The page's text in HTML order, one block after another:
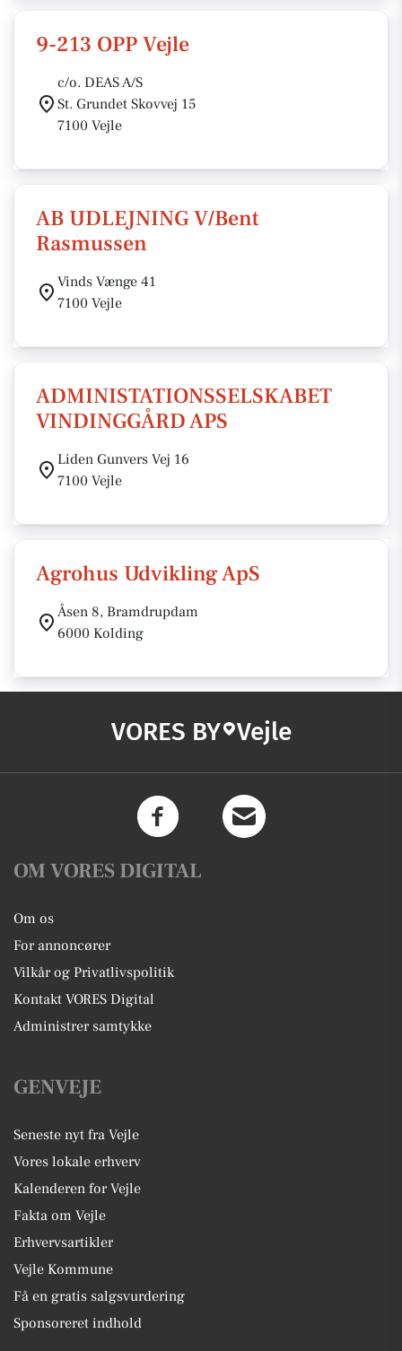
9-213 OPP Vejle
c/o. DEAS A/S
St. Grundet Skovvej 15
7100 Vejle
AB UDLEJNING V/Bent
Rasmussen
Vinds Vænge 41
7100 Vejle
ADMINISTATIONSSELSKABET
VINDINGGÅRD APS
Liden Gunvers Vej 16
7100 Vejle
Agrohus Udvikling ApS
Åsen 8, Bramdrupdam
6000 Kolding
VORES BY Vejle
OM VORES DIGITAL
Om os
For annoncører
Vilkår og Privatlivspolitik
Kontakt VORES Digital
Administrer samtykke
GENVEJE
Seneste nyt fra Vejle
Vores lokale erhverv
Kalenderen for Vejle
Fakta om Vejle
Erhvervsartikler
Vejle Kommune
Få en gratis salgsvurdering
Sponsoreret indhold